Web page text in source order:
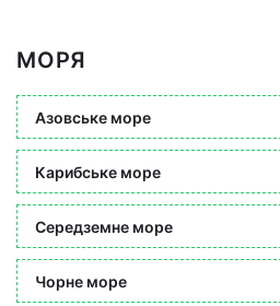
МОРЯ
Азовське море
Карибське море
Середземне море
Чорне море